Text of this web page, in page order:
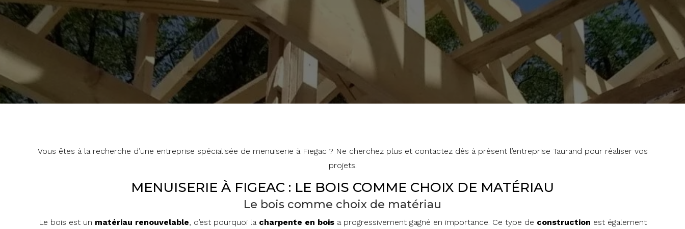
Vous êtes à la recherche d’une entreprise spécialisée de menuiserie à Fiegac ? Ne cherchez plus et contactez dès à présent l’entreprise Taurand pour réaliser vos
projets.
MENUISERIE À FIGEAC : LE BOIS COMME CHOIX DE MATÉRIAU
Le bois comme choix de matériau
Le bois est un matériau renouvelable, c’est pourquoi la charpente en bois a progressivement gagné en importance. Ce type de construction est également